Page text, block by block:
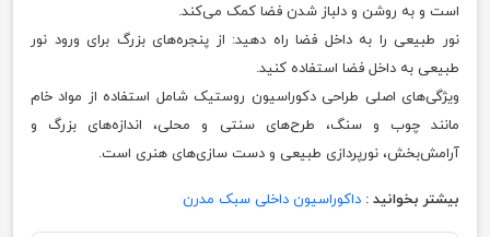
است و به روشن و دلباز شدن فضا کمک می‌کند.
نور طبیعی را به داخل فضا راه دهید: از پنجره‌های بزرگ برای ورود نور
طبیعی به داخل فضا استفاده کنید.
ویژگی‌های اصلی طراحی دکوراسیون روستیک شامل استفاده از مواد خام
مانند چوب و سنگ، طرح‌های سنتی و محلی، اندازه‌های بزرگ و
آرامش‌بخش، نورپردازی طبیعی و دست سازی‌های هنری است.
بیشتر بخوانید : داکوراسیون داخلی سبک مدرن